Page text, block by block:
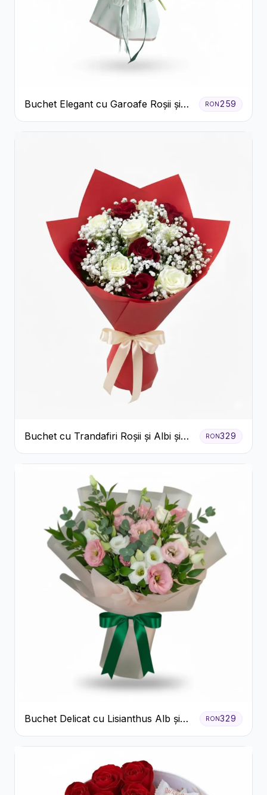
Buchet Elegant cu Garoafe Roșii și
Floarea Miresei
RON259
Buchet cu Trandafiri Roșii și Albi și
Gypsophila
RON329
Buchet Delicat cu Lisianthus Alb și
Roz
RON329